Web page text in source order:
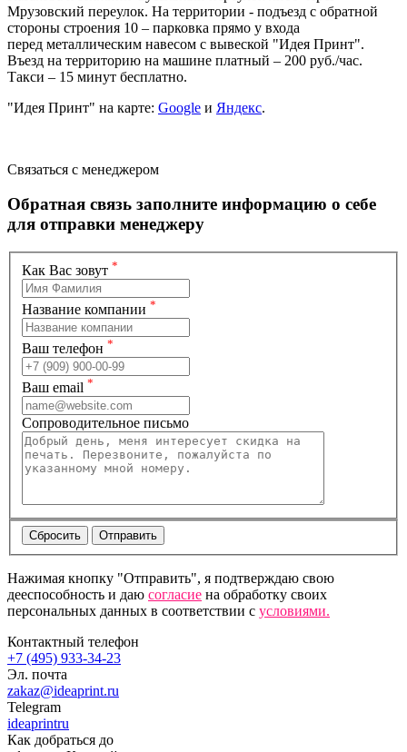
Мрузовский переулок. На территории - подъезд с обратной
стороны строения 10 – парковка прямо у входа
перед металлическим навесом с вывеской "Идея Принт".
Въезд на территорию на машине платный – 200 руб./час.
Такси – 15 минут бесплатно.
"Идея Принт" на карте: Google и Яндекс.
Связаться с менеджером
Обратная связь заполните информацию о себе
для отправки менеджеру
Как Вас зовут *
Название компании *
Ваш телефон *
Ваш email *
Сопроводительное письмо
Нажимая кнопку "Отправить", я подтверждаю свою
дееспособность и даю согласие на обработку своих
персональных данных в соответствии с условиями.
Контактный телефон
+7 (495) 933-34-23
Эл. почта
zakaz@ideaprint.ru
Telegram
ideaprintru
Как добраться до